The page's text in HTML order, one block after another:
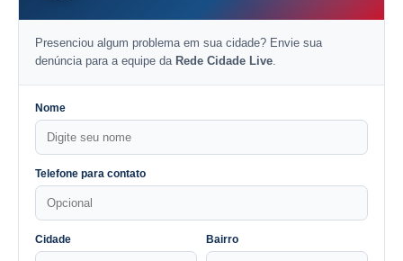
Presenciou algum problema em sua cidade? Envie sua
denúncia para a equipe da Rede Cidade Live
Nome
Telefone para contato
Cidade Bairro